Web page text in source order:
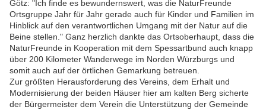
Götz: "Ich finde es bewundernswert, was die NaturFreunde
Ortsgruppe Jahr für Jahr gerade auch für Kinder und Familien im
Hinblick auf den verantwortlichen Umgang mit der Natur auf die
Beine stellen." Ganz herzlich dankte das Ortsoberhaupt, dass die
NaturFreunde in Kooperation mit dem Spessartbund auch knapp
über 200 Kilometer Wanderwege im Norden Würzburgs und
somit auch auf der örtlichen Gemarkung betreuen.
Zur größten Herausforderung des Vereins, dem Erhalt und
Modernisierung der beiden Häuser hier am kalten Berg sicherte
der Bürgermeister dem Verein die Unterstützung der Gemeinde